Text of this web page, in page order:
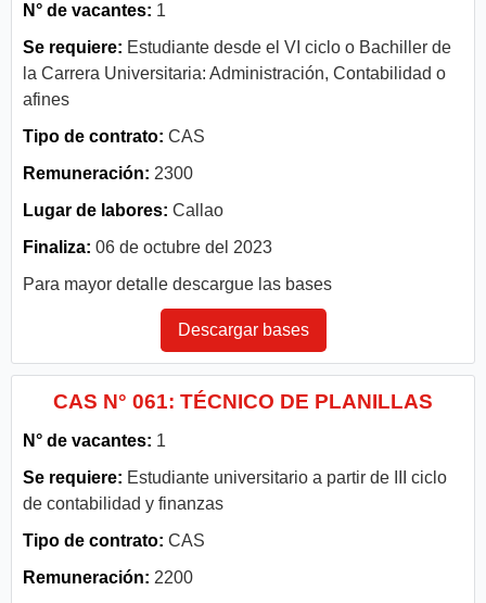
N° de vacantes: 1
Se requiere: Estudiante desde el VI ciclo o Bachiller de
la Carrera Universitaria: Administración, Contabilidad o
afines
Tipo de contrato: CAS
Remuneración: 2300
Lugar de labores: Callao
Finaliza: 06 de octubre del 2023
Para mayor detalle descargue las bases
Descargar bases
CAS N° 061: TÉCNICO DE PLANILLAS
N° de vacantes: 1
Se requiere: Estudiante universitario a partir de III ciclo
de contabilidad y finanzas
Tipo de contrato: CAS
Remuneración: 2200